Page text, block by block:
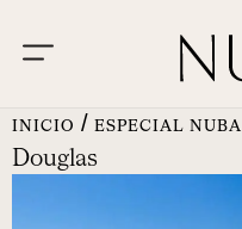
INICIO / ESPECIAL NUBA
Douglas